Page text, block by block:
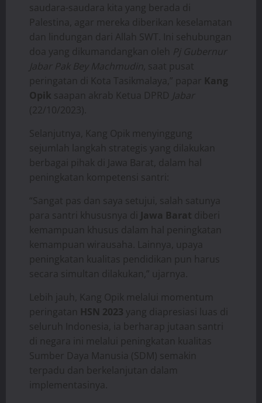
saudara-saudara kita yang berada di
Palestina, agar mereka diberikan keselamatan
dan lindungan dari Allah SWT. Ini sehubungan
doa yang dikumandangkan oleh Pj Gubernur
Jabar Pak Bey Machmudin , saat pusat
peringatan di Kota Tasikmalaya,” papar Kang
Opik saapan akrab Ketua DPRD Jabar
(22/10/2023).
Selanjutnya, Kang Opik menyinggung
sejumlah langkah strategis yang dilakukan
berbagai pihak di Jawa Barat, dalam hal
peningkatan kompetensi santri:
“Sangat pas dan saya setujui, salah satunya
para santri khususnya di Jawa Barat diberi
kemampuan khusus dalam hal peningkatan
kemampuan wirausaha. Lainnya, upaya
peningkatan kualitas pendidikan pun harus
secara simultan dilakukan,” ujarnya.
Lebih jauh, Kang Opik melalui momentum
peringatan HSN 2023 yang diapresiasi luas di
seluruh Indonesia, ia berharap jutaan santri
di negara ini melalui peningkatan kualitas
Sumber Daya Manusia (SDM) semakin
terpadu dan berkelanjutan dalam
implementasinya.